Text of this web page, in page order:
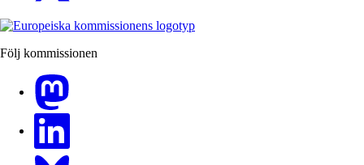
Följ kommissionen